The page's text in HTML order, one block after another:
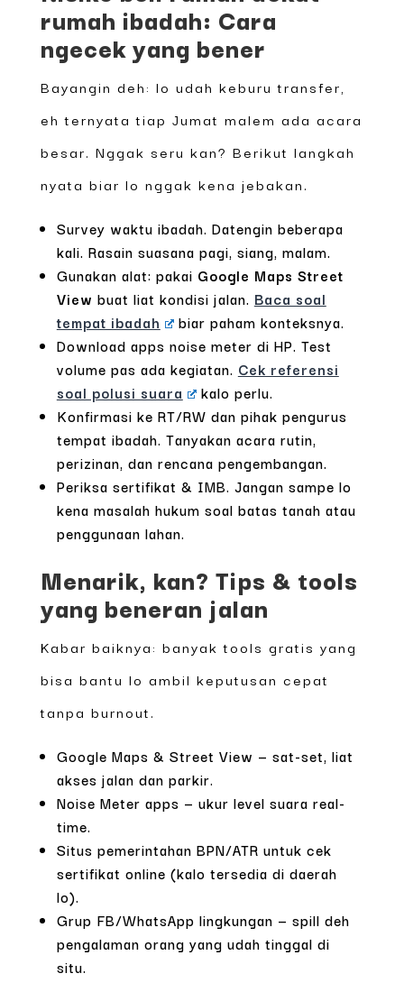
rumah ibadah: Cara
ngecek yang bener
Bayangin deh: lo udah keburu transfer,
eh ternyata tiap Jumat malem ada acara
besar. Nggak seru kan? Berikut langkah
nyata biar lo nggak kena jebakan.
Survey waktu ibadah. Datengin beberapa
kali. Rasain suasana pagi, siang, malam.
Gunakan alat: pakai Google Maps Street
View buat liat kondisi jalan. Baca soal
tempat ibadah
biar paham konteksnya.
Download apps noise meter di HP. Test
volume pas ada kegiatan. Cek referensi
soal polusi suara
kalo perlu.
Konfirmasi ke RT/RW dan pihak pengurus
tempat ibadah. Tanyakan acara rutin,
perizinan, dan rencana pengembangan.
Periksa sertifikat & IMB. Jangan sampe lo
kena masalah hukum soal batas tanah atau
penggunaan lahan.
Menarik, kan? Tips & tools
yang beneran jalan
Kabar baiknya: banyak tools gratis yang
bisa bantu lo ambil keputusan cepat
tanpa burnout.
Google Maps & Street View — sat-set, liat
akses jalan dan parkir.
Noise Meter apps — ukur level suara real-
time.
Situs pemerintahan BPN/ATR untuk cek
sertifikat online (kalo tersedia di daerah
lo).
Grup FB/WhatsApp lingkungan — spill deh
pengalaman orang yang udah tinggal di
situ.